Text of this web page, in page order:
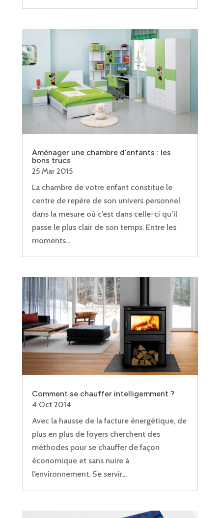
Aménager une chambre d’enfants : les
bons trucs
25 Mar 2015
La chambre de votre enfant constitue le
centre de repère de son univers personnel
dans la mesure où c’est dans celle-ci qu’il
passe le plus clair de son temps. Entre les
moments...
Comment se chauffer intelligemment ?
4 Oct 2014
Avec la hausse de la facture énergétique, de
plus en plus de foyers cherchent des
méthodes pour se chauffer de façon
économique et sans nuire à
l’environnement. Se servir...